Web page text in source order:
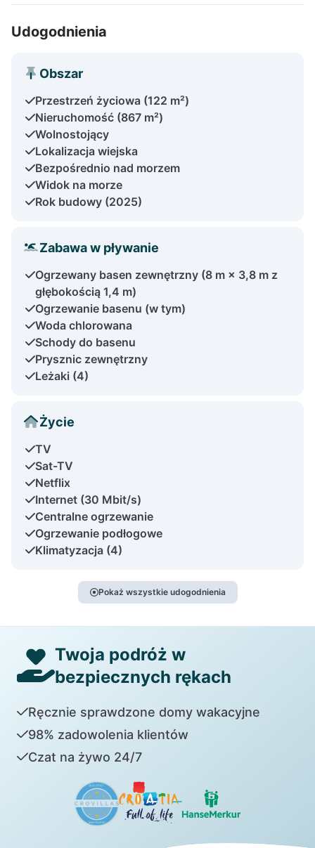
Udogodnienia
Obszar
Przestrzeń życiowa (122 m²)
Nieruchomość (867 m²)
Wolnostojący
Lokalizacja wiejska
Bezpośrednio nad morzem
Widok na morze
Rok budowy (2025)
Zabawa w pływanie
Ogrzewany basen zewnętrzny (8 m × 3,8 m z
głębokością 1,4 m)
Ogrzewanie basenu (w tym)
Woda chlorowana
Schody do basenu
Prysznic zewnętrzny
Leżaki (4)
Życie
TV
Sat-TV
Netflix
Internet (30 Mbit/s)
Centralne ogrzewanie
Ogrzewanie podłogowe
Klimatyzacja (4)
Pokaż wszystkie udogodnienia
Twoja podróż w
bezpiecznych rękach
Ręcznie sprawdzone domy wakacyjne
98% zadowolenia klientów
Czat na żywo 24/7